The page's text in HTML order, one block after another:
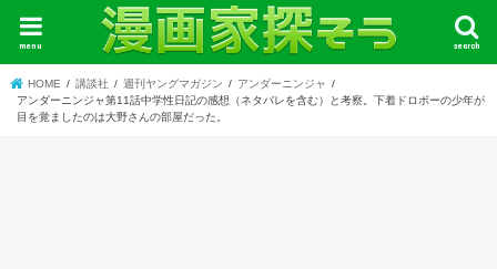
search
menu
HOME 講談社 週刊ヤングマガジン
アンダーニンジャ
アンダーニンジャ第11話中学性日記の感想（ネタバレを含む）と考察。下着ドロボーの少年が
目を覚ましたのは大野さんの部屋だった。